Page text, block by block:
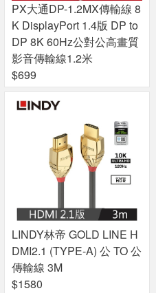
PX大通DP-1.2MX傳輸線 8
K DisplayPort 1.4版 DP to
DP 8K 60Hz公對公高畫質
影音傳輸線1.2米
$699
LINDY林帝 GOLD LINE H
DMI2.1 (TYPE-A) 公 TO 公
傳輸線 3M
$1580